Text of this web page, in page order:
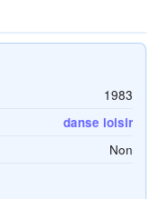
1983
danse loisir
Non